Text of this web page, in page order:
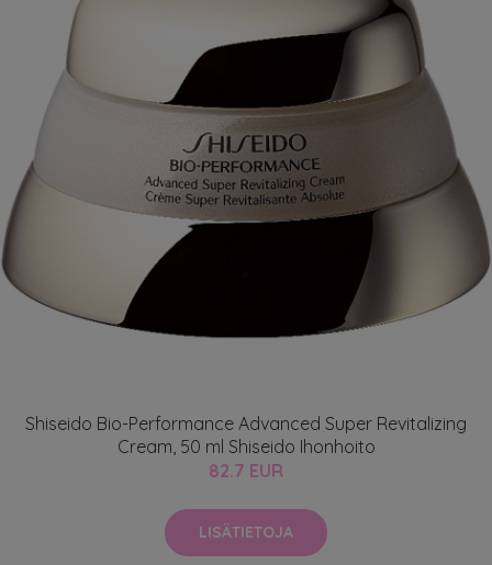
Shiseido Bio-Performance Advanced Super Revitalizing
Cream, 50 ml Shiseido Ihonhoito
82.7 EUR
LISÄTIETOJA